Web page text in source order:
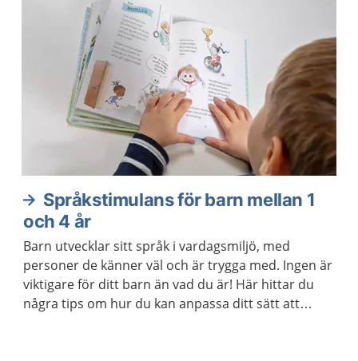
Språkstimulans för barn mellan 1
och 4 år
Barn utvecklar sitt språk i vardagsmiljö, med
personer de känner väl och är trygga med. Ingen är
viktigare för ditt barn än vad du är! Här hittar du
några tips om hur du kan anpassa ditt sätt att